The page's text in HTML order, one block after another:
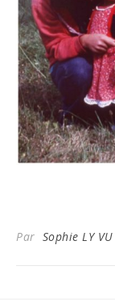
Par Sophie LY VU